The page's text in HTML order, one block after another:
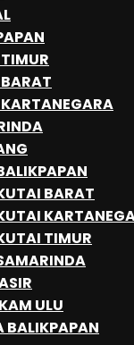
BARAT
TIMUR
ULU
BALIKPAPAN